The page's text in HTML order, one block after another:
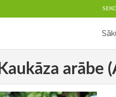
Kaukāza arābe